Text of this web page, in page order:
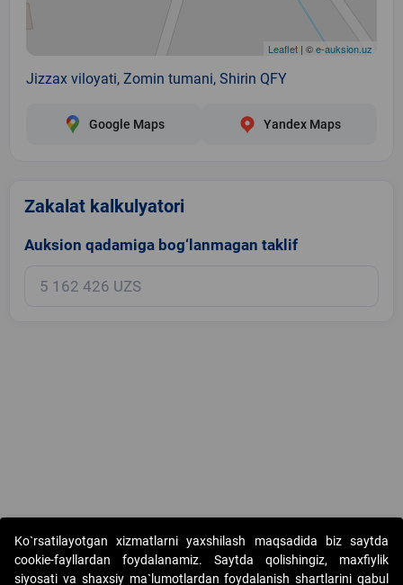
Leaflet | ©e-auksion.uz
Jizzax viloyati, Zomin tumani, Shirin QFY
Google Maps Yandex Maps
Zakalat kalkulyatori
Auksion qadamiga bog‘lanmagan taklif
Copyright © 2017-2026. "Elektron onlayn-auksionlarni tashkil etish"
AJ. Barcha huquqlar himoyalangan
Ko`rsatilayotgan xizmatlarni yaxshilash maqsadida biz saytda
cookie-fayllardan foydalanamiz. Saytda qolishingiz, maxfiylik
siyosati va shaxsiy ma`lumotlardan foydalanish shartlarini qabul